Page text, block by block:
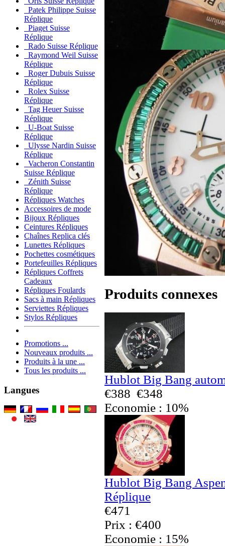
Patek Philippe Suisse
Réplique
Piaget Suisse
Réplique
Rado Suisse Réplique
Raymond Weil Suisse
Réplique
Roger Dubuis Suisse
Réplique
Rolex Suisse
Réplique
Tag Heuer Suisse
Réplique
U-Boat Suisse
Réplique
Ulysse Nardin Suisse
Réplique
Vacheron Constantin
Suisse Réplique
Zénith Suisse
Réplique
Répliques Watches
Accessoires de mode
Bijoux Répliques
Ceintures Répliques
Chaînes Replica clés
Lunettes Répliques
Pochettes cosmétiques
Portefeuilles Répliques
Répliques Coffrets
Cadeaux
Répliques Foulards
Sacs à main Répliques
Serviettes Répliques
Stylos Répliques
Promotions ...
Nouveaux produits ...
Produits à la une ...
Tous les produits ...
Langues
Produits connexes
Hublot Big Bang
€388 €348
Economie : 10%
Hublot Big Bang
Réplique
€471
Prix : €400
Economie : 15%